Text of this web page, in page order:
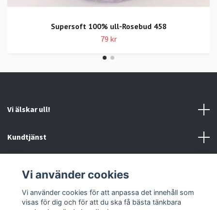
Supersoft 100% ull-Rosebud 458
79 kr
Vi älskar ull!
Kundtjänst
Sociala medier
Vi använder cookies
Vi använder cookies för att anpassa det innehåll som
visas för dig och för att du ska få bästa tänkbara